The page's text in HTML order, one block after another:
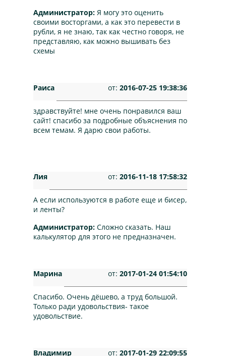
Администратор: Я могу это оценить
своими восторгами, а как это перевести в
рубли, я не знаю, так как честно говоря, не
представляю, как можно вышивать без
схемы
Раиса от: 2016-07-25 19:38:36
здравствуйте! мне очень понравился ваш
сайт! спасибо за подробные объяснения по
всем темам. Я дарю свои работы.
Лия от: 2016-11-18 17:58:32
А если используются в работе еще и бисер,
и ленты?
Администратор: Сложно сказать. Наш
калькулятор для этого не предназначен.
Марина от: 2017-01-24 01:54:10
Спасибо. Очень дёшево, а труд большой.
Только ради удовольствия- такое
удовольствие.
Владимир от: 2017-01-29 22:09:55